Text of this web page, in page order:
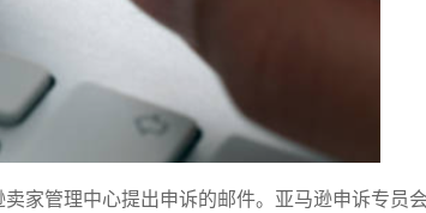
家管理中心提出申诉的邮件。亚马逊申诉专员